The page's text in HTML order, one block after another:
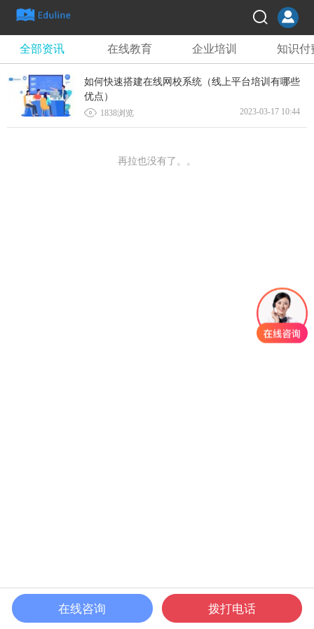
全部资讯 在线教育 企业培训 知识付
如何快速搭建在线网校系统（线上平台培训有哪些
优点）
 1838浏览 2023-03-17 10:44
再拉也没有了。。
首页 课程 发现 我的
在线咨询 拨打电话